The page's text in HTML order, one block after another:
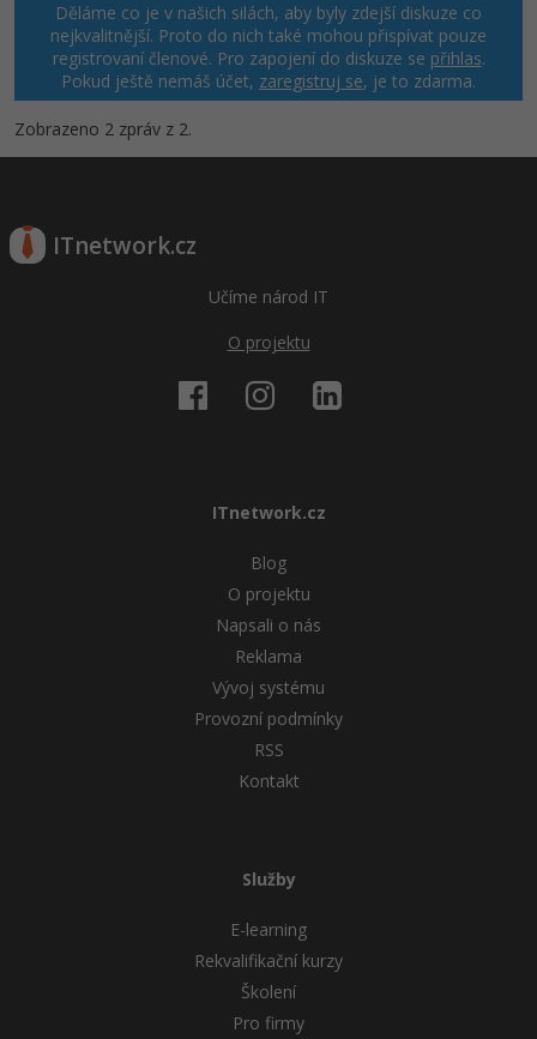
Windows
Linux
Sítě
Elektronický podpis
Fórum
Děláme co je v našich silách, aby byly zdejší diskuze co
nejkvalitnější. Proto do nich také mohou přispívat pouze
registrovaní členové. Pro zapojení do diskuze se přihlas.
Pokud ještě nemáš účet, zaregistruj se, je to zdarma.
Zobrazeno 2 zpráv z 2.
ITnetwork.cz
Učíme národ IT
O projektu
ITnetwork.cz
Blog
O projektu
Napsali o nás
Reklama
Vývoj systému
Provozní podmínky
RSS
Kontakt
Služby
E-learning
Rekvalifikační kurzy
Školení
Pro firmy